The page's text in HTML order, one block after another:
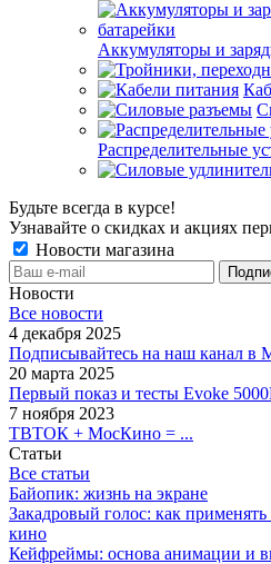
Аккумуляторы и
Распределительные
Будьте всегда в курсе!
Узнавайте о скидках и акциях
Новости магазина
Новости
Все новости
4 декабря 2025
Подписывайтесь на наш канал в
20 марта 2025
Первый показ и тесты Evoke
7 ноября 2023
ТВТОК + МосКино = ...
Статьи
Все статьи
Байопик: жизнь на экране
Закадровый голос: как
кино
Кейфреймы: основа анимации и